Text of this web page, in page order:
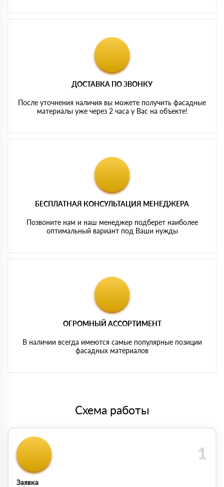
ДОСТАВКА ПО ЗВОНКУ
После уточнения наличия вы можете получить фасадные
материалы уже через 2 часа у Вас на объекте!
БЕСПЛАТНАЯ КОНСУЛЬТАЦИЯ МЕНЕДЖЕРА
Позвоните нам и наш менеджер подберет наиболее
оптимальный вариант под Ваши нужды
ОГРОМНЫЙ АССОРТИМЕНТ
В наличии всегда имеются самые популярные позиции
фасадных материалов
Схема работы
Заявка